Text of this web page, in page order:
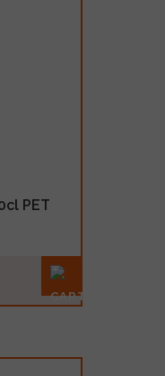
PET